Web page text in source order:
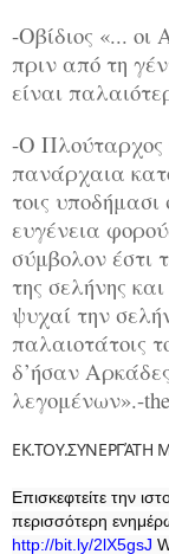
-Οβίδιος «...
πριν από τη
είναι
-Ο Πλούταρχος
πανάρχαια
τοις
ευγένεια
σύμβολον έστι
της σελήνης
ψυχαί την
παλαιοτάτοις
δ’ήσαν
λεγομένων».-
Επισκεφτείτε την
περισσότερη
http://bit.ly/2lX5gsJ